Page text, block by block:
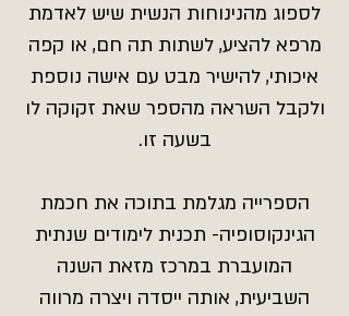
לספוג מהנינוחות הנשית שיש לאדמת
מרפא להציע, לשתות תה חם, או קפה
איכותי, להישיר מבט עם אישה נוספת
ולקבל השראה מהספר שאת זקוקה לו
בשעה זו.
הספרייה מגלמת בתוכה את חכמת
הגינקוסופיה- תכנית לימודים שנתית
המועברת במרכז מזאת השנה
השביעית, אותה ייסדה ויצרה מרווה